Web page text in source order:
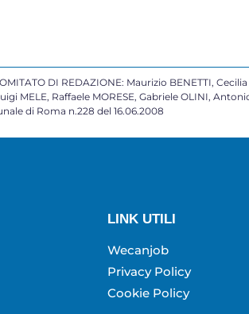
DI REDAZIONE: Maurizio BENETTI,
Raffaele MORESE, Gabriele OLINI,
di Roma n.228 del 16.06.2008
LINK UTILI
Wecanjob
Privacy Policy
Cookie Policy